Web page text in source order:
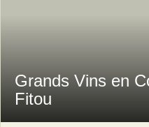
Grands Vins en
Fitou